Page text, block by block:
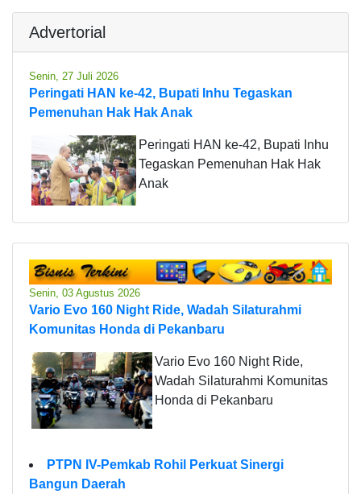
Advertorial
Senin, 27 Juli 2026
Peringati HAN ke-42, Bupati Inhu Tegaskan
Pemenuhan Hak Hak Anak
Peringati HAN ke-42, Bupati Inhu
Tegaskan Pemenuhan Hak Hak
Anak
Senin, 03 Agustus 2026
Vario Evo 160 Night Ride, Wadah Silaturahmi
Komunitas Honda di Pekanbaru
Vario Evo 160 Night Ride,
Wadah Silaturahmi Komunitas
Honda di Pekanbaru
PTPN IV-Pemkab Rohil Perkuat Sinergi
Bangun Daerah